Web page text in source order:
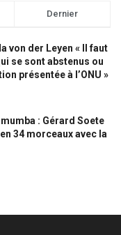
Dernier
von der Leyen « Il faut
se sont abstenus ou
présentée à l’ONU »
: Gérard Soete
34 morceaux avec la